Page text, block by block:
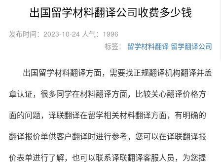
出国留学材料翻译公司收费多少钱
发布时间：2023-10-24 人气：1996
标签：
留学材料翻译 留学翻译公司
出国留学材料翻译方面，需要找正规翻译机构翻译并盖
章认证，很多同学在材料翻译方面，比较关心翻译价格方
面的问题，译联翻译在留学相关材料翻译方面，有明确的
翻译报价单供客户翻译时进行参考，您可以在译联翻译报
价表单进行了解，也可以联系译联翻译客服人员，为您提